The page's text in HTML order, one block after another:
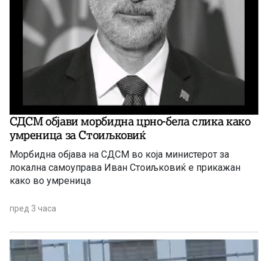
СДСМ објави морбидна црно-бела слика како
умреница за Стоиљковиќ
Морбидна објава на СДСМ во која министерот за
локална самоуправа Иван Стоиљковиќ е прикажан
како во умреница
пред 3 часа